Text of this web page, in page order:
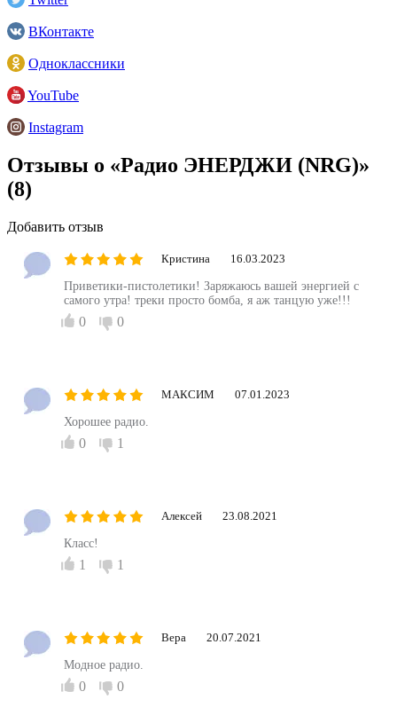
ВКонтакте
Одноклассники
YouTube
Instagram
Отзывы о «Радио ЭНЕРДЖИ (NRG)»
(8)
Добавить отзыв
Кристина 16.03.2023
Приветики-пистолетики! Заряжаюсь вашей энергией с
самого утра! треки просто бомба, я аж танцую уже!!!
0 0
МАКСИМ 07.01.2023
Хорошее радио.
0 1
Алексей 23.08.2021
Класс!
1 1
Вера 20.07.2021
Модное радио.
0 0